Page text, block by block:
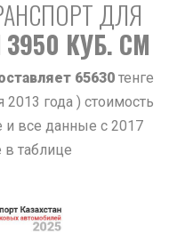
ДЛЯ
3950 КУБ. СМ
65630 тенге
2013 года ) стоимость
и все данные с 2017
в таблице